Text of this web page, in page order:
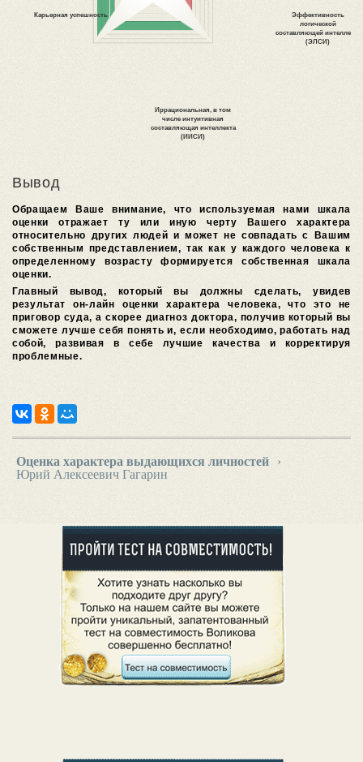
Вывод
Обращаем Ваше внимание, что используемая нами шкала
оценки отражает ту или иную черту Вашего характера
относительно других людей и может не совпадать с Вашим
собственным представлением, так как у каждого человека к
определенному возрасту формируется собственная шкала
оценки.
Главный вывод, который вы должны сделать, увидев
результат он-лайн оценки характера человека, что это не
приговор суда, а скорее диагноз доктора, получив который вы
сможете лучше себя понять и, если необходимо, работать над
собой, развивая в себе лучшие качества и корректируя
проблемные.
Оценка характера выдающихся личностей
›
Юрий Алексеевич Гагарин